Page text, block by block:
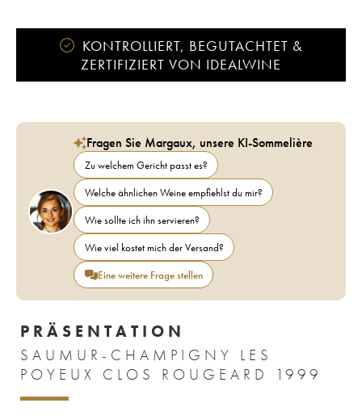
KONTROLLIERT, BEGUTACHTET &
ZERTIFIZIERT VON IDEALWINE
Fragen Sie Margaux, unsere KI-Sommelière
Zu welchem Gericht passt es?
Welche ähnlichen Weine empfiehlst du mir?
Wie sollte ich ihn servieren?
Wie viel kostet mich der Versand?
Eine weitere Frage stellen
PRÄSENTATION
SAUMUR-CHAMPIGNY LES
POYEUX CLOS ROUGEARD 1999